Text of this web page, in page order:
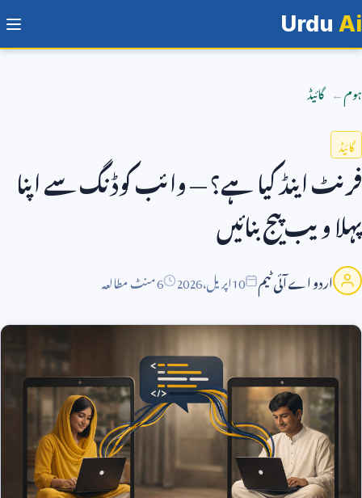
Urdu Ai
ہوم گائیڈ
گائیڈ
فرنٹ اینڈ کیا ہے؟ — وائب کوڈنگ سے اپنا
پہلا ویب پیج بنائیں
اردو اے آئی ٹیم 10اپریل،2026 6 منٹ مطالعہ